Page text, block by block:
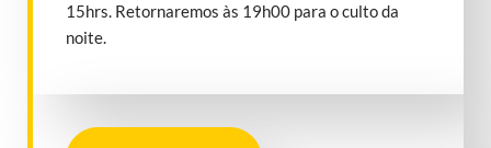
15hrs. Retornaremos às 19h00 para o culto da
noite.